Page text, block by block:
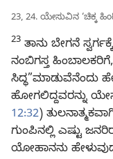
23, 24. ಯೇಸುವಿನ ‘ಚಿಕ್ಕ
23 ತಾನು ಬೇಗನೆ
ನಂಬಿಗಸ್ತ ಹಿಂಬಾಲಕರಿಗೆ,
ಸಿದ್ಧ”ಮಾಡುವೆನೆಂದು
ಹೋಗಲಿದ್ದವರನ್ನು
12:32)
ಗುಂಪಿನಲ್ಲಿ ಎಷ್ಟು
ಯೋಹಾನನು